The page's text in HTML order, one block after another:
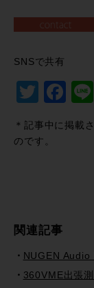
SNSで共有
＊記事中に掲載
のです。
関連記事
NUGEN
360VME出張